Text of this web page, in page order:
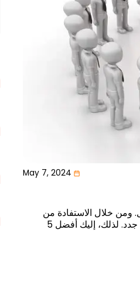
May 7, 2024
ومن خلال الاستفادة من
أفضل الممارسات والتقنيات، يمكن للشركات تحقيق نجاح كبير في جذب واكتساب عملاء جدد. لذلك، إليك أفضل 5